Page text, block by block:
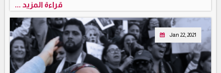
قراءة المزيد ...
Jan 22, 2021